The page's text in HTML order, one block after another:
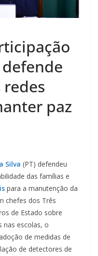
paz
Silva (PT) defendeu
das famílias e
para a manutenção da
chefes dos Três
de Estado sobre
nas escolas, o
de medidas de
de detectores de